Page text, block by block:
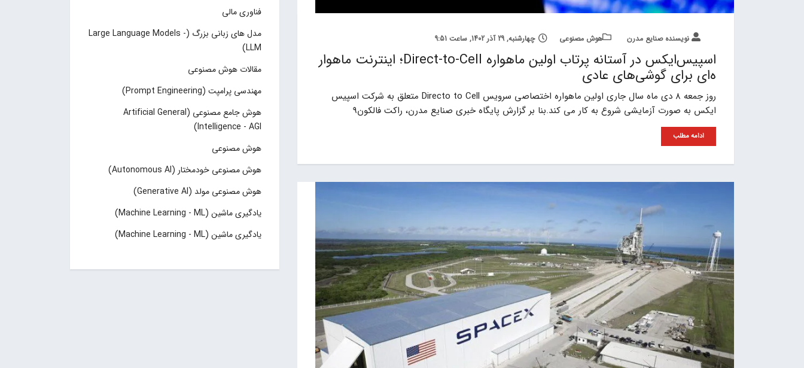
نویسنده صنایع مدرن هوش مصنوعی چهارشنبه, 29 آذر 1402, ساعت 9:51
اسپیس‌ایکس در آستانه پرتاب اولین ماهواره Direct-to-Cell؛ اینترنت ماهوار
ه‌ای برای گوشی‌‌های عادی
روز جمعه 8 دی ماه سال جاری اولین ماهواره اختصاصی سرویس Directo to Cell متعلق به شرکت اسپیس
ایکس به صورت آزمایشی شروع به کار می کند.بنا بر گزارش پایگاه خبری صنایع مدرن، راکت فالکون9
ادامه مطلب
فناوری مالی
مدل های زبانی بزرگ (Large Language Models -
LLM)
مقالات هوش مصنوعی
مهندسی پرامپت (Prompt Engineering)
هوش جامع مصنوعی (Artificial General
Intelligence - AGI)
هوش مصنوعی
هوش مصنوعی خودمختار (Autonomous AI)
هوش مصنوعی مولد (Generative AI)
یادگیری ماشین (Machine Learning - ML)
یادگیری ماشین (Machine Learning - ML)